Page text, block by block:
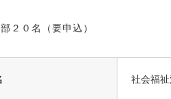
２０名（要申込）
社会福